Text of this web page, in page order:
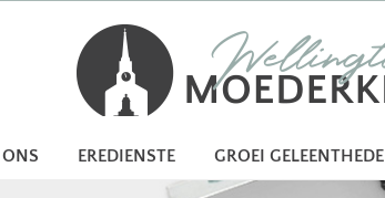
EREDIENSTE GROEI GELEENTHEDE